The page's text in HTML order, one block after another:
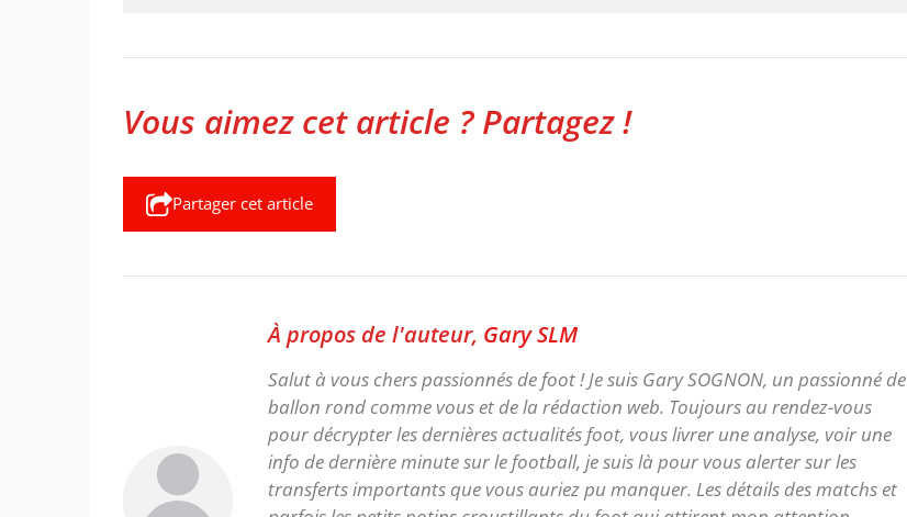
Vous aimez cet article ? Partagez !
Partager cet article
À propos de l'auteur, Gary SLM
Salut à vous chers passionnés de foot ! Je suis Gary SOGNON, un passionné de
ballon rond comme vous et de la rédaction web. Toujours au rendez-vous
pour décrypter les dernières actualités foot, vous livrer une analyse, voir une
info de dernière minute sur le football, je suis là pour vous alerter sur les
transferts importants que vous auriez pu manquer. Les détails des matchs et